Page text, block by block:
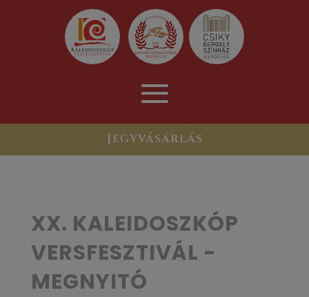
Jegyvásárlás
XX. KALEIDOSZKÓP
VERSFESZTIVÁL -
MEGNYITÓ